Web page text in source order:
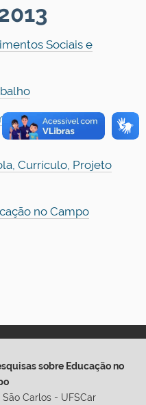
Sociais e
e Trabalho
Currículo, Projeto
no Campo
sobre Educação no
Carlos - UFSCar